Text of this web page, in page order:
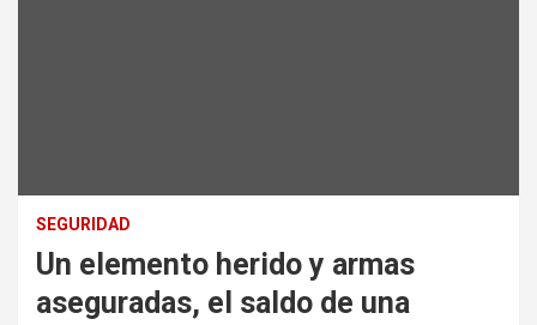
SEGURIDAD
Un elemento herido y armas
aseguradas, el saldo de una